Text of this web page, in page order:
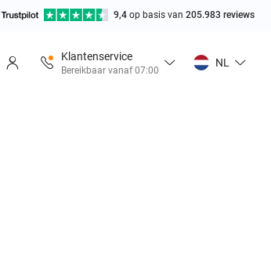
9,4 op basis van 205.983 reviews
Klantenservice
Bereikbaar vanaf 07:00
NL